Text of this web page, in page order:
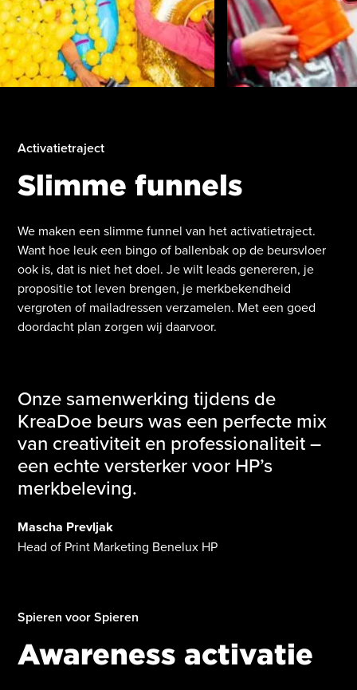
Activatietraject
Slimme funnels
We maken een slimme funnel van het activatietraject.
Want hoe leuk een bingo of ballenbak op de beursvloer
ook is, dat is niet het doel. Je wilt leads genereren, je
propositie tot leven brengen, je merkbekendheid
vergroten of mailadressen verzamelen. Met een goed
doordacht plan zorgen wij daarvoor.
Onze samenwerking tijdens de
KreaDoe beurs was een perfecte mix
van creativiteit en professionaliteit –
een echte versterker voor HP’s
merkbeleving.
Mascha Prevljak
Head of Print Marketing Benelux HP
Spieren voor Spieren
Awareness activatie